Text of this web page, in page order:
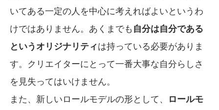
いてある一定の人を中心に考えればよいというわ
けではありません。あくまでも 自分は自分である
というオリジナリティは持っている必要がありま
す。クリエイターにとって一番大事な自分らしさ
を見失ってはいけません。
また、新しいロールモデルの形として、
ロールモ